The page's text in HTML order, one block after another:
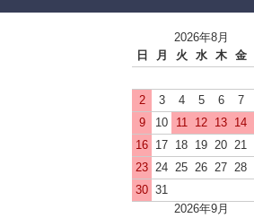
2026年8月
日
月 火 水 木 金
2
3 4 5 6 7
9
10 11 12 13 14
16 17 18 19 20 21
23 24 25 26 27 28
30 31
2026年9月